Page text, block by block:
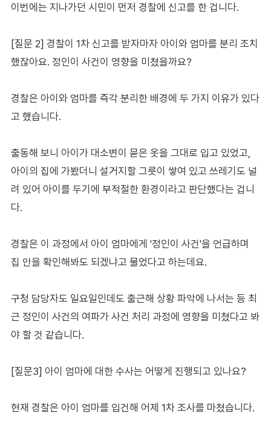
이번에는 지나가던 시민이 먼저 경찰에 신고를 한 겁니다.
[질문 2] 경찰이 1차 신고를 받자마자 아이와 엄마를 분리 조치
했잖아요. 정인이 사건이 영향을 미쳤을까요?
경찰은 아이와 엄마를 즉각 분리한 배경에 두 가지 이유가 있다
고 했습니다.
출동해 보니 아이가 대소변이 묻은 옷을 그대로 입고 있었고,
아이의 집에 가봤더니 설거지할 그릇이 쌓여 있고 쓰레기도 널
려 있어 아이를 두기에 부적절한 환경이라고 판단했다는 겁니
다.
경찰은 이 과정에서 아이 엄마에게 '정인이 사건'을 언급하며
집 안을 확인해봐도 되겠냐고 물었다고 하는데요.
구청 담당자도 일요일인데도 출근해 상황 파악에 나서는 등 최
근 정인이 사건의 여파가 사건 처리 과정에 영향을 미쳤다고 봐
야 할 것 같습니다.
[질문3] 아이 엄마에 대한 수사는 어떻게 진행되고 있나요?
현재 경찰은 아이 엄마를 입건해 어제 1차 조사를 마쳤습니다.